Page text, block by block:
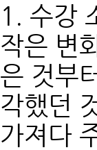
1. 수강
작은 변
은 것부
각했던
가져다